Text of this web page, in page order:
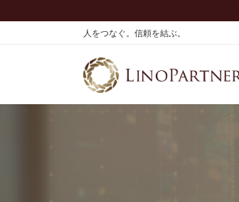
ン
ビ
人をつなぐ。信頼を結ぶ。